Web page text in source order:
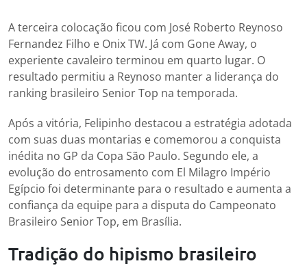
A terceira colocação ficou com José Roberto Reynoso
Fernandez Filho e Onix TW. Já com Gone Away, o
experiente cavaleiro terminou em quarto lugar. O
resultado permitiu a Reynoso manter a liderança do
ranking brasileiro Senior Top na temporada.
Após a vitória, Felipinho destacou a estratégia adotada
com suas duas montarias e comemorou a conquista
inédita no GP da Copa São Paulo. Segundo ele, a
evolução do entrosamento com El Milagro Império
Egípcio foi determinante para o resultado e aumenta a
confiança da equipe para a disputa do Campeonato
Brasileiro Senior Top, em Brasília.
Tradição do hipismo brasileiro